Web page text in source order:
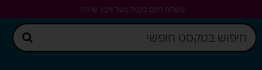
משלוח חינם בקניה מעל 329 ש"ח!!